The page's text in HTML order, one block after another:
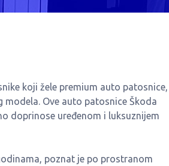
koji žele premium auto patosnice,
Ove auto patosnice Škoda
doprinose uređenom i luksuznijem
poznat je po prostranom